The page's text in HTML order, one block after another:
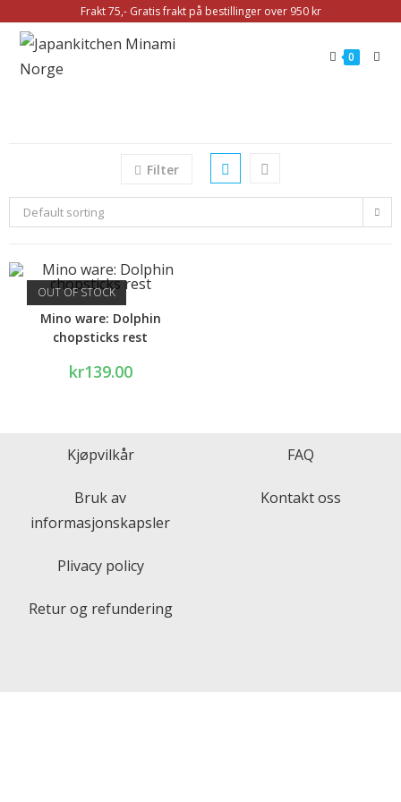
Frakt 75,- Gratis frakt på bestillinger over 950 kr
0
Filter
Default sorting
OUT OF STOCK
Mino ware: Dolphin
chopsticks rest
kr139.00
Kjøpvilkår
Bruk av
informasjonskapsler
Plivacy policy
Retur og refundering
FAQ
Kontakt oss